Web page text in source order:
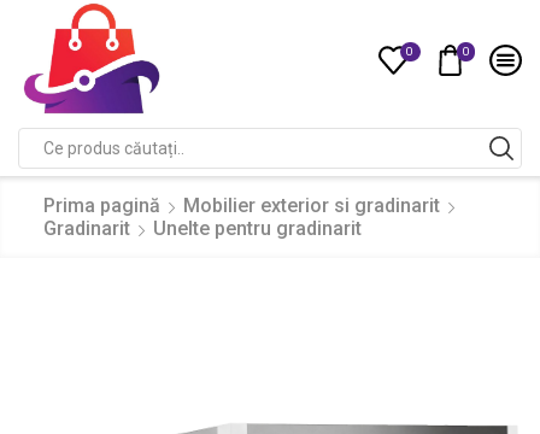
0 0
input
Prima pagină
Mobilier exterior si gradinarit
Gradinarit
Unelte pentru gradinarit